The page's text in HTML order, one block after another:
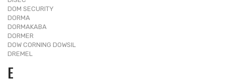
DOM SECURITY
DORMA
DORMAKABA
DORMER
DOW CORNING DOWSIL
DREMEL
E